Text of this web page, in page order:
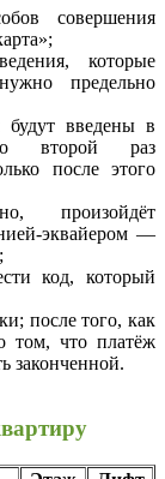
совершения
которые
предельно
введены в
второй раз
после этого
произойдёт
эквайером —
код, который
после того, как
том, что платёж
законченной.